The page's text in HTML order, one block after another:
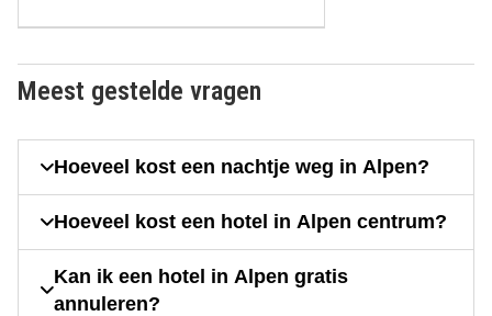
een aanrader. Maar het
het LVR Romeins museum en
Archelogisch park. Een
brengt. Schitterende
reconstructies, de
opgravingen van het
Romeinse badhuis en een
geweldige collectie aan
vondsten in het museum. De
Meest gestelde vragen
Hoeveel kost een nachtje weg in Alpen?
Hoeveel kost een hotel in Alpen centrum?
Kan ik een hotel in Alpen gratis
annuleren?